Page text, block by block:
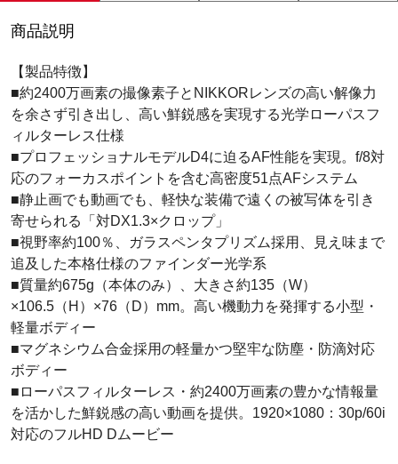
商品説明
【製品特徴】
■約2400万画素の撮像素子とNIKKORレンズの高い解像力
を余さず引き出し、高い鮮鋭感を実現する光学ローパスフ
ィルターレス仕様
■プロフェッショナルモデルD4に迫るAF性能を実現。f/8対
応のフォーカスポイントを含む高密度51点AFシステム
■静止画でも動画でも、軽快な装備で遠くの被写体を引き
寄せられる「対DX1.3×クロップ」
■視野率約100％、ガラスペンタプリズム採用、見え味まで
追及した本格仕様のファインダー光学系
■質量約675g（本体のみ）、大きさ約135（W）
×106.5（H）×76（D）mm。高い機動力を発揮する小型・
軽量ボディー
■マグネシウム合金採用の軽量かつ堅牢な防塵・防滴対応
ボディー
■ローパスフィルターレス・約2400万画素の豊かな情報量
を活かした鮮鋭感の高い動画を提供。1920×1080：30p/60i
対応のフルHD Dムービー